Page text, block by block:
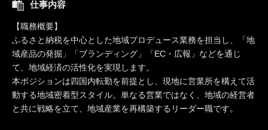
仕事内容
【職務概要】
ふるさと納税を中心とした地域プロデュース業務を担当し、「地
域産品の発掘」「ブランディング」「EC・広報」などを通じ
て、地域経済の活性化を実現します。
本ポジションは四国内転勤を前提とし、現地に営業所を構えて活
動する地域密着型スタイル。単なる営業ではなく、地域の経営者
と共に戦略を立て、地域産業を再構築するリーダー職です。